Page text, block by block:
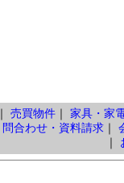
売買物件｜ 家具・家
問合わせ・資料請求｜